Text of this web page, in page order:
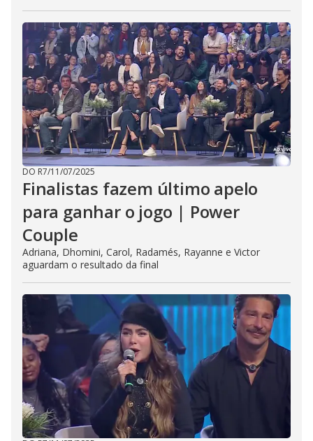
DO R7/11/07/2025
Finalistas fazem último apelo
para ganhar o jogo | Power
Couple
Adriana, Dhomini, Carol, Radamés, Rayanne e Victor
aguardam o resultado da final